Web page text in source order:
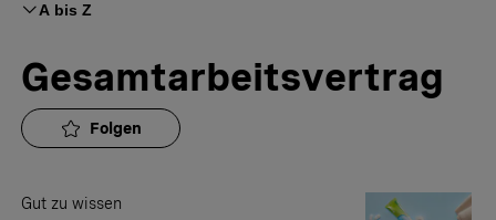
A bis Z
Gesamtarbeitsvertrag
Folgen
Gut zu wissen